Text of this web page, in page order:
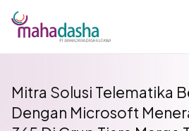
Mitra Solusi Telematika
Dengan Microsoft